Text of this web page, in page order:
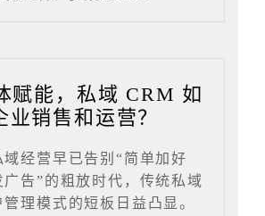
赋能，私域 CRM 如
业销售和运营？
域经营早已告别“简单加好
广告”的粗放时代，传统私域
理模式的短板日益凸显。